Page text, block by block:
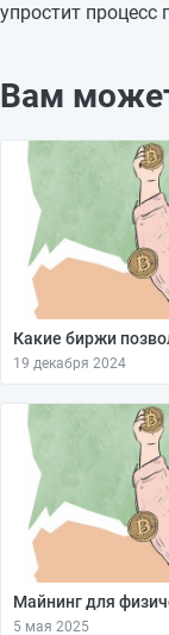
упростит процесс
Вам
Какие биржи
19 декабря 2024
Майнинг для
5 мая 2025